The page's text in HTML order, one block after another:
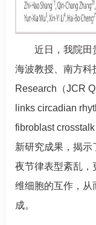
近日，我院田
海波教授、南方科
Research（JCR
links circadian
fibroblast
新研究成果，揭示
夜节律表型紊乱，
维细胞的互作，从
成。